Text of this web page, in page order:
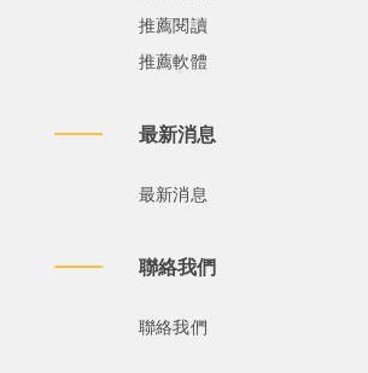
推薦閱讀
推薦軟體
最新消息
最新消息
聯絡我們
聯絡我們